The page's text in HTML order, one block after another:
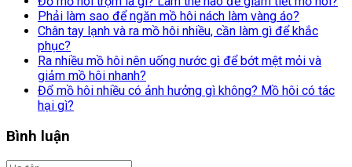
Phải làm sao để ngăn mồ hôi nách làm vàng áo?
Chân tay lạnh và ra mồ hôi nhiều, cần làm gì để khắc
phục?
Ra nhiều mồ hôi nên uống nước gì để bớt mệt mỏi và
giảm mồ hôi nhanh?
Đổ mồ hôi nhiều có ảnh hưởng gì không? Mồ hôi có tác
hại gì?
Bình luận